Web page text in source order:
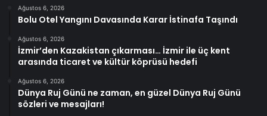
Ağustos 6, 2026
Bolu Otel Yangını Davasında Karar İstinafa Taşındı
Ağustos 6, 2026
İzmir’den Kazakistan çıkarması… İzmir ile üç kent
arasında ticaret ve kültür köprüsü hedefi
Ağustos 6, 2026
Dünya Ruj Günü ne zaman, en güzel Dünya Ruj Günü
sözleri ve mesajları!